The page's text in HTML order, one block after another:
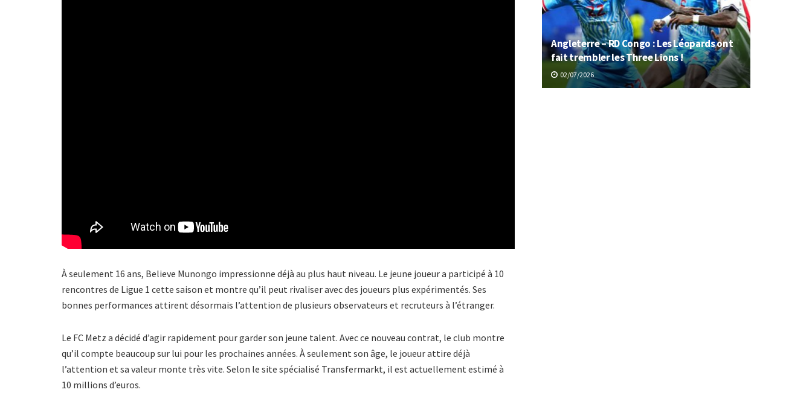
À seulement 16 ans, Believe Munongo impressionne déjà au plus haut niveau. Le jeune joueur a participé à 10
rencontres de Ligue 1 cette saison et montre qu’il peut rivaliser avec des joueurs plus expérimentés. Ses
bonnes performances attirent désormais l’attention de plusieurs observateurs et recruteurs à l’étranger.
Le FC Metz a décidé d’agir rapidement pour garder son jeune talent. Avec ce nouveau contrat, le club montre
qu’il compte beaucoup sur lui pour les prochaines années. À seulement son âge, le joueur attire déjà
l’attention et sa valeur monte très vite. Selon le site spécialisé Transfermarkt, il est actuellement estimé à
10 millions d’euros.
Angleterre – RD Congo : Les Léopards ont
fait trembler les Three Lions !
02/07/2026